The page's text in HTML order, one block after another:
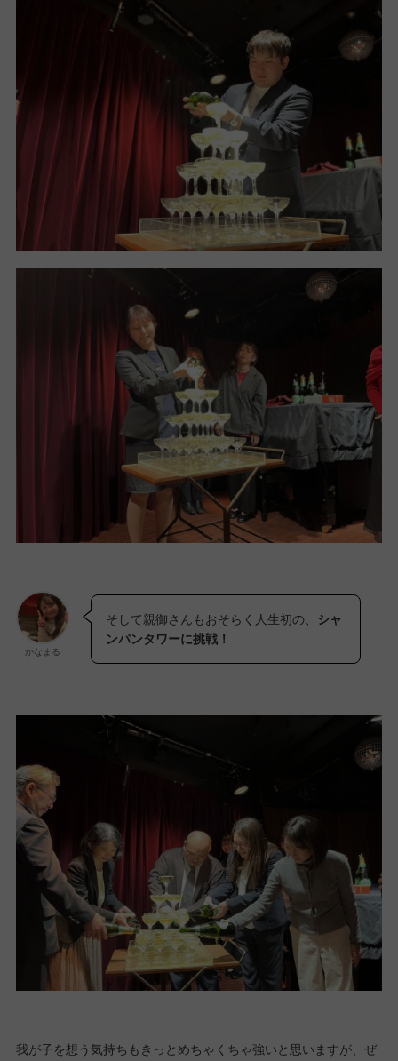
かなまる
そして親御さんもおそらく人生初の、
シャ
ンパンタワーに挑戦！
我が子を想う気持ちもきっとめちゃくちゃ強いと思いますが、ぜ